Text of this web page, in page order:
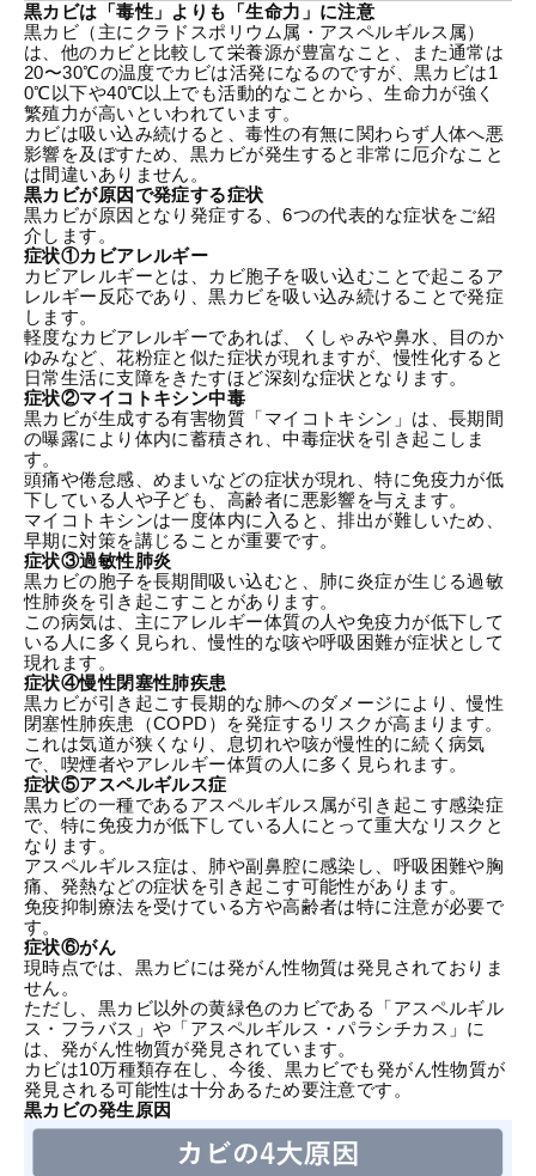
黒カビは「毒性」よりも「生命力」に注意
黒カビ（主にクラドスポリウム属・アスペルギルス属）
は、他のカビと比較して栄養源が豊富なこと、また通常は
20〜30℃の温度でカビは活発になるのですが、黒カビは1
0℃以下や40℃以上でも活動的なことから、生命力が強く
繁殖力が高いといわれています。
カビは吸い込み続けると、毒性の有無に関わらず人体へ悪
影響を及ぼすため、黒カビが発生すると非常に厄介なこと
は間違いありません。
黒カビが原因で発症する症状
黒カビが原因となり発症する、6つの代表的な症状をご紹
介します。
症状①カビアレルギー
カビアレルギーとは、カビ胞子を吸い込むことで起こるア
レルギー反応であり、黒カビを吸い込み続けることで発症
します。
軽度なカビアレルギーであれば、くしゃみや鼻水、目のか
ゆみなど、花粉症と似た症状が現れますが、慢性化すると
日常生活に支障をきたすほど深刻な症状となります。
症状②マイコトキシン中毒
黒カビが生成する有害物質「マイコトキシン」は、長期間
の曝露により体内に蓄積され、中毒症状を引き起こしま
す。
頭痛や倦怠感、めまいなどの症状が現れ、特に免疫力が低
下している人や子ども、高齢者に悪影響を与えます。
マイコトキシンは一度体内に入ると、排出が難しいため、
早期に対策を講じることが重要です。
症状③過敏性肺炎
黒カビの胞子を長期間吸い込むと、肺に炎症が生じる過敏
性肺炎を引き起こすことがあります。
この病気は、主にアレルギー体質の人や免疫力が低下して
いる人に多く見られ、慢性的な咳や呼吸困難が症状として
現れます。
症状④慢性閉塞性肺疾患
黒カビが引き起こす長期的な肺へのダメージにより、慢性
閉塞性肺疾患（COPD）を発症するリスクが高まります。
これは気道が狭くなり、息切れや咳が慢性的に続く病気
で、喫煙者やアレルギー体質の人に多く見られます。
症状⑤アスペルギルス症
黒カビの一種であるアスペルギルス属が引き起こす感染症
で、特に免疫力が低下している人にとって重大なリスクと
なります。
アスペルギルス症は、肺や副鼻腔に感染し、呼吸困難や胸
痛、発熱などの症状を引き起こす可能性があります。
免疫抑制療法を受けている方や高齢者は特に注意が必要で
す。
症状⑥がん
現時点では、黒カビには発がん性物質は発見されておりま
せん。
ただし、黒カビ以外の黄緑色のカビである「アスペルギル
ス・フラバス」や「アスペルギルス・パラシチカス」に
は、発がん性物質が発見されています。
カビは10万種類存在し、今後、黒カビでも発がん性物質が
発見される可能性は十分あるため要注意です。
黒カビの発生原因